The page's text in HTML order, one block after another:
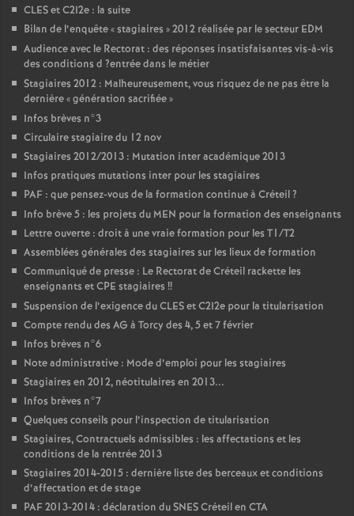
CLESet C2I2e : la suite
Bilan de l’enquête «stagiaires » 2012 réalisée par le secteur EDM
Audience avec le Rectorat : des réponses insatisfaisantes vis-à-vis
des conditions d ?entrée dans le métier
Stagiaires 2012 : Malheureusement, vous risquez de ne pas être la
dernière «génération sacrifiée»
Infos brèves n°3
Circulaire stagiaire du 12 nov
Stagiaires 2012/2013 : Mutation inter académique 2013
Infos pratiques mutations inter pour les stagiaires
PAF : que pensez-vous de la formation continue à Créteil?
Info brève 5 : les projets du MEN pour la formation des enseignants
Lettre ouverte : droit à une vraie formation pour les T1/T2
Assemblées générales des stagiaires sur les lieux de formation
Communiqué de presse : Le Rectorat de Créteil rackette les
enseignants etCPE stagiaires !!
Suspension de l’exigence duCLESet C2I2e pour la titularisation
Compte rendu des AG à Torcy des 4, 5 et 7 février
Infos brèves n°6
Note administrative : Mode d’emploi pour les stagiaires
Stagiaires en 2012, néotitulaires en 2013...
Infos brèves n°7
Quelques conseils pour l’inspection de titularisation
Stagiaires, Contractuels admissibles : les affectations et les
conditions de la rentrée 2013
Stagiaires 2014-2015 : dernière liste des berceaux et conditions
d’affectation et de stage
PAF2013-2014 : déclaration duSNESCréteil en CTA